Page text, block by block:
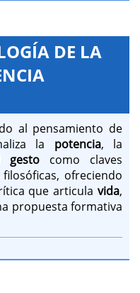
DE LA
al pensamiento de
la potencia, la
gesto como claves
ofreciendo
que articula vida,
propuesta formativa